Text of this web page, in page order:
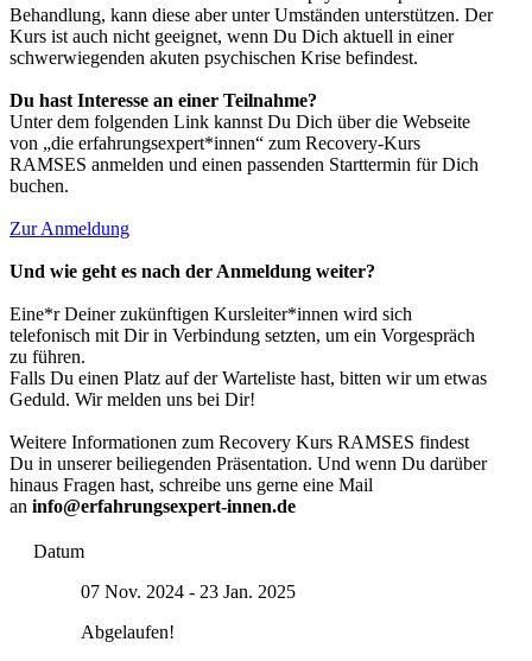
Behandlung, kann diese aber unter Umständen unterstützen. Der
Kurs ist auch nicht geeignet, wenn Du Dich aktuell in einer
schwerwiegenden akuten psychischen Krise befindest.
Du hast Interesse an einer Teilnahme?
Unter dem folgenden Link kannst Du Dich über die Webseite
von „die erfahrungsexpert*innen“ zum Recovery-Kurs
RAMSES anmelden und einen passenden Starttermin für Dich
buchen.
Zur Anmeldung
Und wie geht es nach der Anmeldung weiter?
Eine*r Deiner zukünftigen Kursleiter*innen wird sich
telefonisch mit Dir in Verbindung setzten, um ein Vorgespräch
zu führen.
Falls Du einen Platz auf der Warteliste hast, bitten wir um etwas
Geduld. Wir melden uns bei Dir!
Weitere Informationen zum Recovery Kurs RAMSES findest
Du in unserer beiliegenden Präsentation. Und wenn Du darüber
hinaus Fragen hast, schreibe uns gerne eine Mail
an info@erfahrungsexpert-innen.de
Datum
07 Nov. 2024 - 23 Jan. 2025
Abgelaufen!